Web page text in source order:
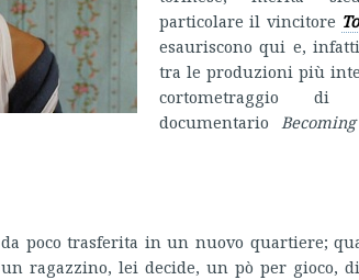
particolare il vincitore
esauriscono qui e,
tra le produzioni più
cortometraggio
documentario
poco trasferita in un nuovo quartiere;
ragazzino, lei decide, un pò per gioco,